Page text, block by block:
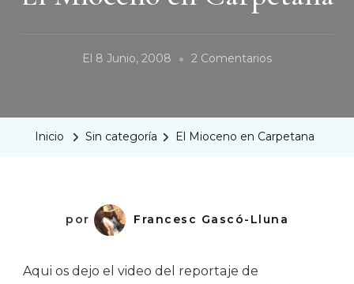
El 8 Junio, 2008 2 ComentariosEn
Inicio Sin categoría El Mioceno en Carpetana
por Francesc Gascó-Lluna
Aqui os dejo el video del reportaje de